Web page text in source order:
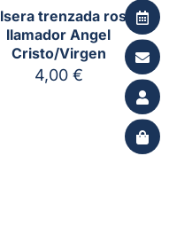
trenzada rosa
llamador Angel
Cristo/Virgen
4,00 €